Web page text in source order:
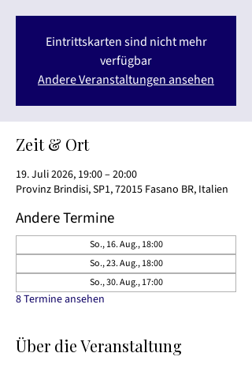
Eintrittskarten sind nicht mehr
verfügbar
Andere Veranstaltungen ansehen
Zeit & Ort
19. Juli 2026, 19:00 – 20:00
Provinz Brindisi, SP1, 72015 Fasano BR, Italien
Andere Termine
So., 16. Aug., 18:00
So., 23. Aug., 18:00
So., 30. Aug., 17:00
8 Termine ansehen
Über die Veranstaltung